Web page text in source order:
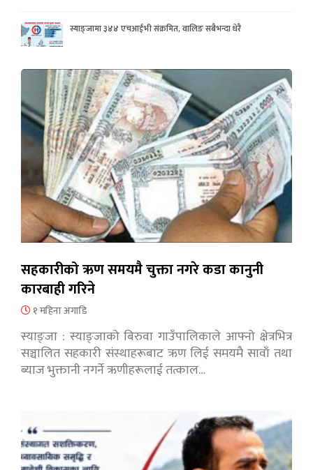
स्याङ्जामा ३४४ एचआईभी संक्रमित, वालिङ सबैभन्दा धेरै
सहकारीको ऋण समयमै चुक्ता नगरे कडा कानुनी
कारबाही गरिने
१ महिना अगाडि
स्याङ्जा : स्याङ्जाको बिरुवा गाउँपालिकाले आफ्नो क्षेत्रभित्र
सञ्चालित सहकारी संस्थाहरूबाट ऋण लिई समयमै सावाँ तथा
ब्याज भुक्तानी नगर्ने ऋणीहरूलाई तत्काल…